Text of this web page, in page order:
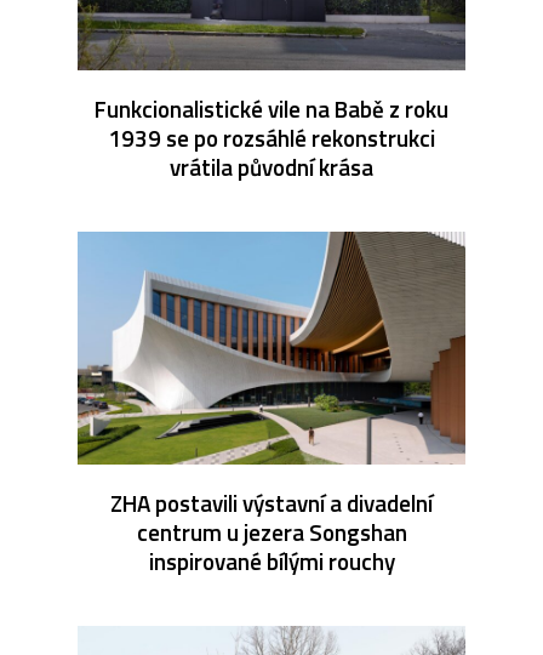
Funkcionalistické vile na Babě z roku
1939 se po rozsáhlé rekonstrukci
vrátila původní krása
ZHA postavili výstavní a divadelní
centrum u jezera Songshan
inspirované bílými rouchy